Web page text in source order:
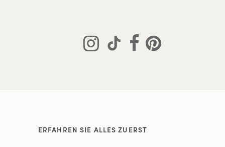
ERFAHREN SIE ALLES ZUERST